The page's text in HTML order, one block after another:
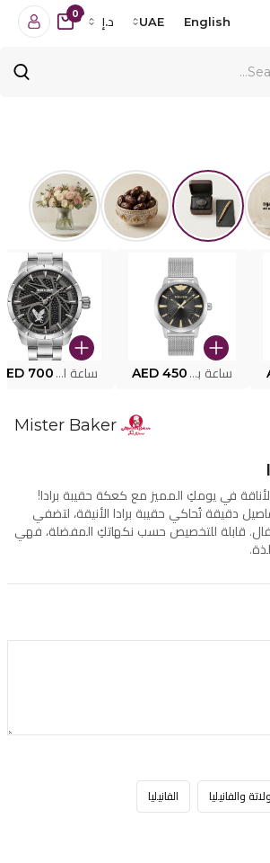
English
UAE د.إ
0
ساعة بوليس للرجال PEWJG0005002 AED 450 ساعة البوليس PEWJG2227302 700
Mister Baker
في يومكِ المميز مع كعكة حقيبة برادا!
دقيقة تُحاكي حقيبة برادا الأنيقة، لتضفي
قابلة للتخصيص حسب نكهاتكِ المفضلة، فهي
والفانيليا الفانيليا